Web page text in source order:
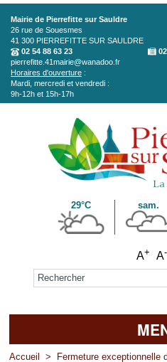
Aller au contenu principal
Mairie de Pierrefitte sur Sauldre
26 rue de Souesmes
41 300 PIERREFITTE SUR SAULDRE
02 54 88 63 23
pierrefitte.41mairie@wanadoo.fr
Horaires d'ouverture :
Mardi, mercredi et vendredi :
9h-12h et 15h-17h
29°C sam.
A+ A-
Formulaire de recherche
Accueil
Accueil > Fermeture exceptionnelle